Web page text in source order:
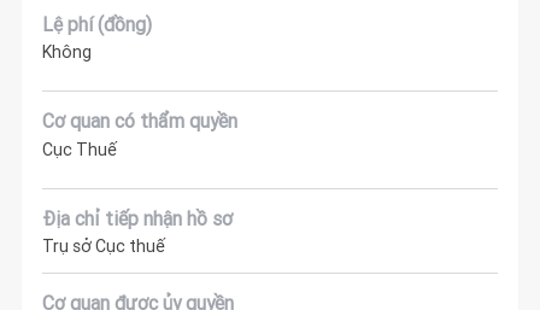
Lệ phí (đồng)
Không
Cơ quan có thẩm quyền
Cục Thuế
Địa chỉ tiếp nhận hồ sơ
Trụ sở Cục thuế
Cơ quan được ủy quyền